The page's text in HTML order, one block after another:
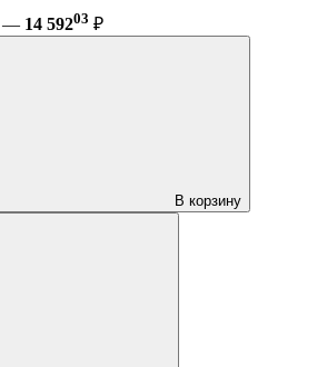
— 14 59203 ₽
В корзину